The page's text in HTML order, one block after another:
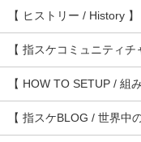
【 ヒストリー / History 】
【 指スケコミュニティチ
【 HOW TO SETUP / 組
【 指スケBLOG / 世界中